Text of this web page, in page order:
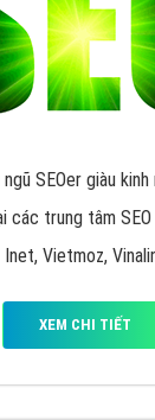
SEOer giàu
các trung tâm
Inet, Vietmoz,
XEM CHI TIẾT